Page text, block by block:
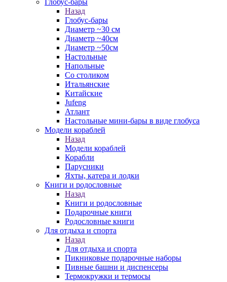
Глобус-бары
Назад
Глобус-бары
Диаметр ~30 см
Диаметр ~40см
Диаметр ~50см
Настольные
Напольные
Со столиком
Итальянские
Китайские
Jufeng
Атлант
Настольные мини-бары в виде глобуса
Модели кораблей
Назад
Модели кораблей
Корабли
Парусники
Яхты, катера и лодки
Книги и родословные
Назад
Книги и родословные
Подарочные книги
Родословные книги
Для отдыха и спорта
Назад
Для отдыха и спорта
Пикниковые подарочные наборы
Пивные башни и диспенсеры
Термокружки и термосы